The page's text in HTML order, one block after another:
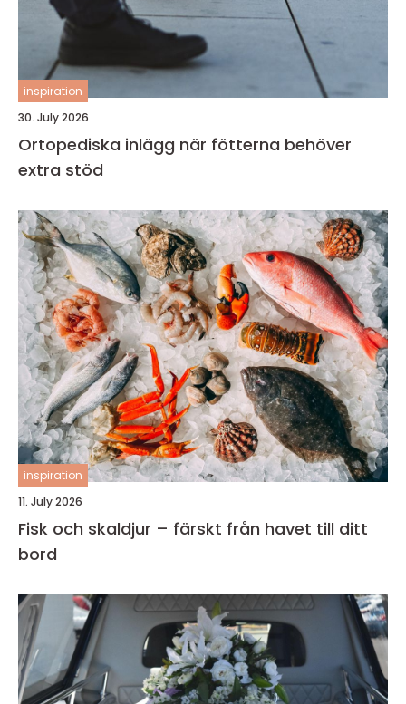
inspiration
30. July 2026
Ortopediska inlägg när fötterna behöver
extra stöd
inspiration
11. July 2026
Fisk och skaldjur – färskt från havet till ditt
bord